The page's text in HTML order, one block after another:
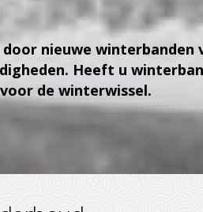
nieuwe winterbanden
Heeft u
de winterwissel.